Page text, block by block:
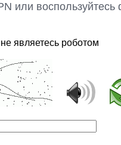
или
являетесь роботом